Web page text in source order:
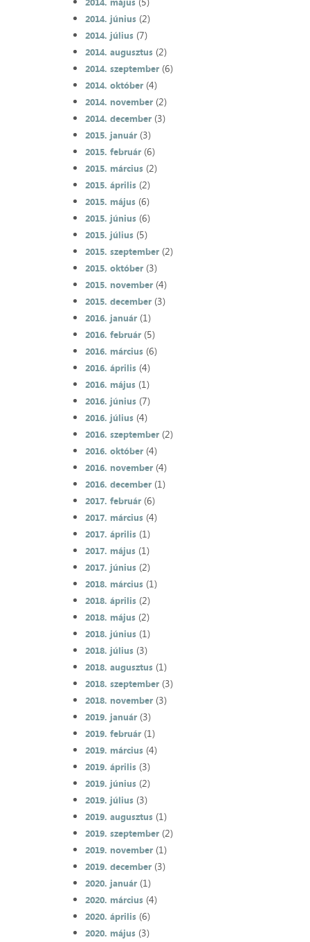
2014. június(2)
2014. július(7)
2014. augusztus(2)
2014. szeptember(6)
2014. október(4)
2014. november(2)
2014. december(3)
2015. január(3)
2015. február(6)
2015. március(2)
2015. április(2)
2015. május(6)
2015. június(6)
2015. július(5)
2015. szeptember(2)
2015. október(3)
2015. november(4)
2015. december(3)
2016. január(1)
2016. február(5)
2016. március(6)
2016. április(4)
2016. május(1)
2016. június(7)
2016. július(4)
2016. szeptember(2)
2016. október(4)
2016. november(4)
2016. december(1)
2017. február(6)
2017. március(4)
2017. április(1)
2017. május(1)
2017. június(2)
2018. március(1)
2018. április(2)
2018. május(2)
2018. június(1)
2018. július(3)
2018. augusztus(1)
2018. szeptember(3)
2018. november(3)
2019. január(3)
2019. február(1)
2019. március(4)
2019. április(3)
2019. június(2)
2019. július(3)
2019. augusztus(1)
2019. szeptember(2)
2019. november(1)
2019. december(3)
2020. január(1)
2020. március(4)
2020. április(6)
2020. május(3)